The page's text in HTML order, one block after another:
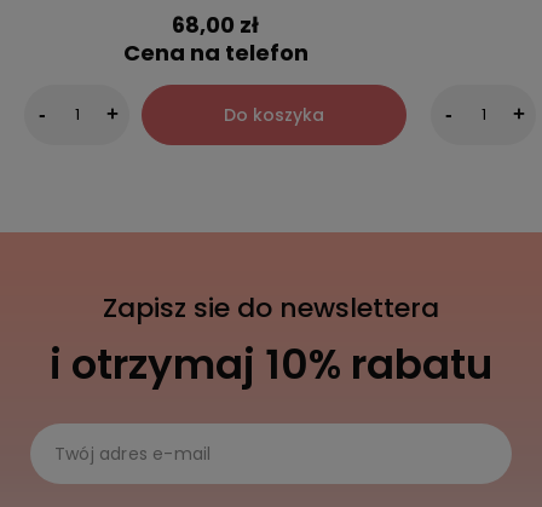
68,00 zł
Cena na telefon
- + Do koszyka - +
Zapisz sie do newslettera
i otrzymaj 10% rabatu
Twój adres e-mail